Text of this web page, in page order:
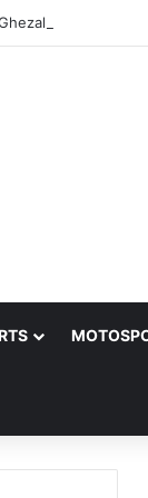
en finale